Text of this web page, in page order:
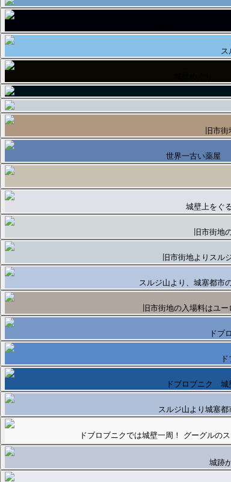
旧市
世界一古い薬屋
城壁上をぐ
旧市街地
旧市街地よりスル
スルジ山より、城塞都市
旧市街地の入場料はユ
ドブ
ドブロブニク 城
スルジ山より城塞
ドブロブニクでは城壁一周！ グーグルの
城跡